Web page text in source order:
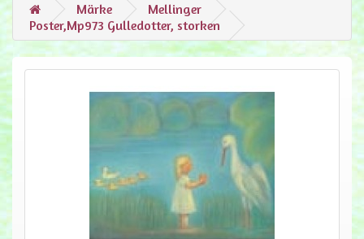
Märke
Mellinger
Poster,Mp973 Gulledotter, storken